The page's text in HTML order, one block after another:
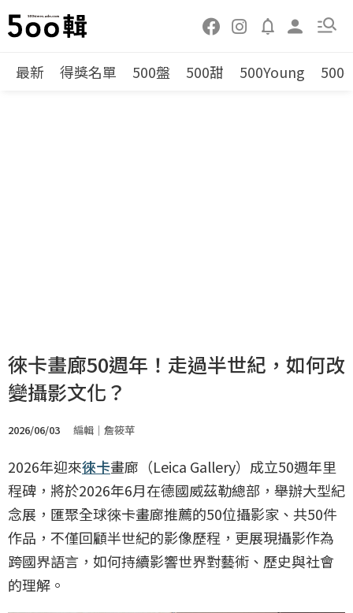
最新 得獎名單 500盤 500甜 500Young 500
徠卡畫廊50週年！走過半世紀，如何改
變攝影文化？
2026/06/03 編輯｜詹筱苹
2026年迎來徠卡畫廊（Leica Gallery）成立50週年里
程碑，將於2026年6月在德國威茲勒總部，舉辦大型紀
念展，匯聚全球徠卡畫廊推薦的50位攝影家、共50件
作品，不僅回顧半世紀的影像歷程，更展現攝影作為
跨國界語言，如何持續影響世界對藝術、歷史與社會
的理解。